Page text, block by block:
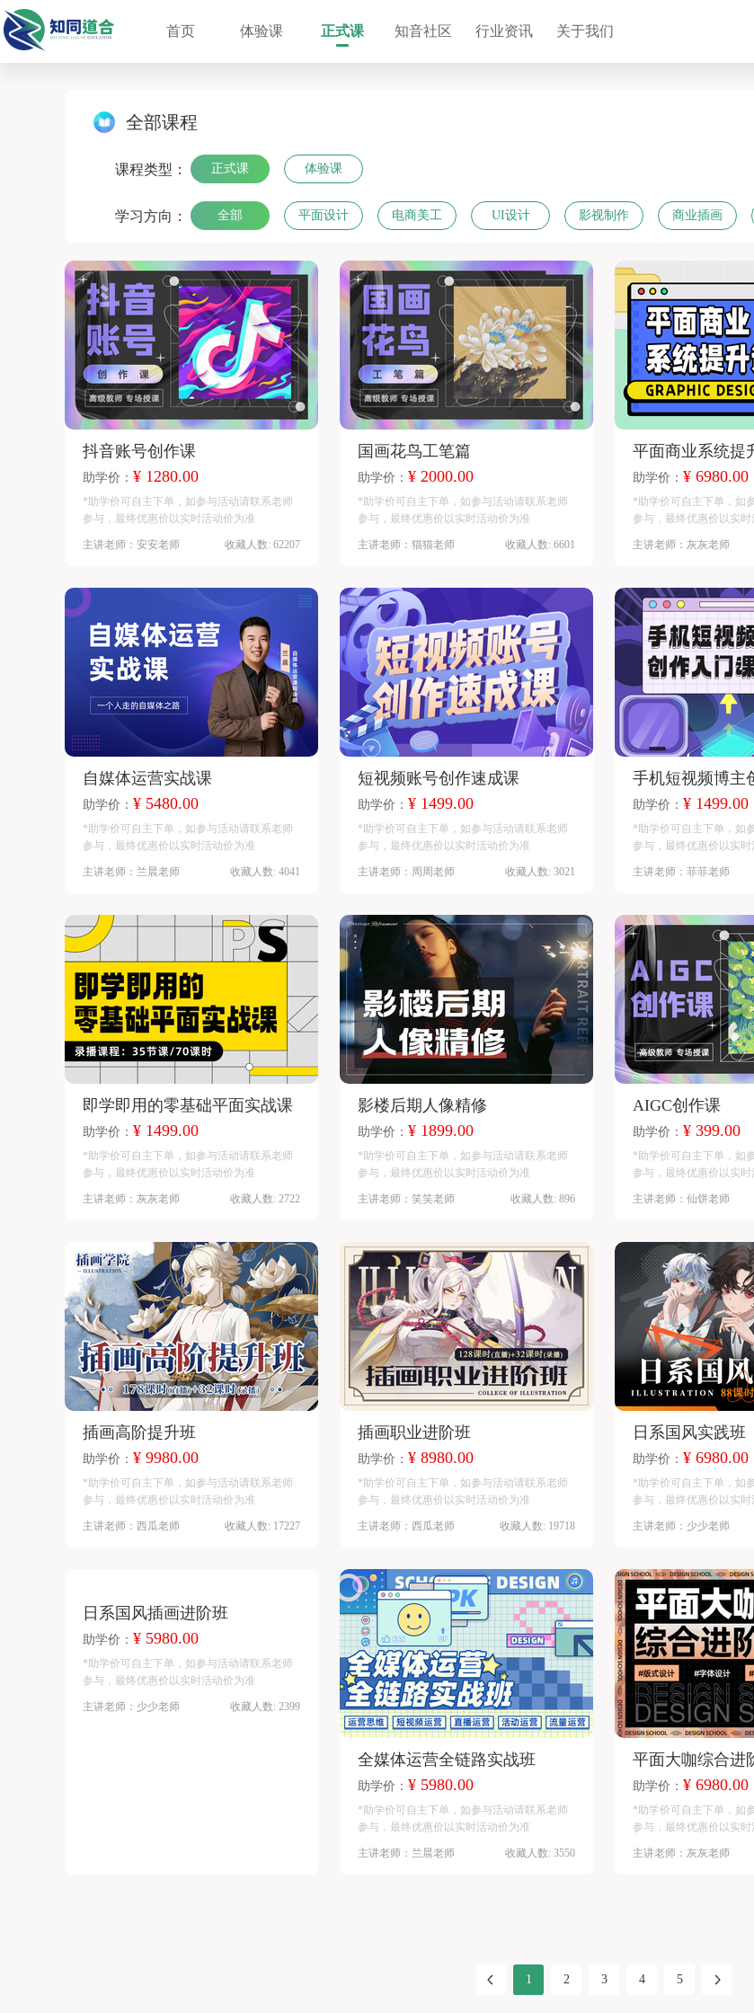
首页 体验课 正式课 知音社区 行业资讯 关于我们
查看全部课程
插画高阶提升班 平面大咖综合进阶班
热门搜索： 平面设计
全部课程
课程类型： 正式课 体验课
学习方向： 全部 平面设计 电商美工 UI设计 影视制作 商业插画
抖音账号创作课
助学价： ¥ 1280.00
*助学价可自主下单，如参与活动请联系老师
参与，最终优惠价以实时活动价为准
主讲老师：安安老师 收藏人数: 62207
国画花鸟工笔篇
助学价： ¥ 2000.00
*助学价可自主下单，如参与活动请联系老师
参与，最终优惠价以实时活动价为准
主讲老师：猫猫老师 收藏人数: 6601
平面商业系统提
助学价： ¥ 6980.00
*助学价可自主下单，如
参与，最终优惠价以实时
主讲老师：灰灰老师
自媒体运营实战课
助学价： ¥ 5480.00
*助学价可自主下单，如参与活动请联系老师
参与，最终优惠价以实时活动价为准
主讲老师：兰晨老师 收藏人数: 4041
短视频账号创作速成课
助学价： ¥ 1499.00
*助学价可自主下单，如参与活动请联系老师
参与，最终优惠价以实时活动价为准
主讲老师：周周老师 收藏人数: 3021
手机短视频博主
助学价： ¥ 1499.00
*助学价可自主下单，如
参与，最终优惠价以实时
主讲老师：菲菲老师
即学即用的零基础平面实战课
助学价： ¥ 1499.00
*助学价可自主下单，如参与活动请联系老师
参与，最终优惠价以实时活动价为准
主讲老师：灰灰老师 收藏人数: 2722
影楼后期人像精修
助学价： ¥ 1899.00
*助学价可自主下单，如参与活动请联系老师
参与，最终优惠价以实时活动价为准
主讲老师：笑笑老师 收藏人数: 896
AIGC创作课
助学价： ¥ 399.00
*助学价可自主下单，如
参与，最终优惠价以实时
主讲老师：仙饼老师
插画高阶提升班
助学价： ¥ 9980.00
*助学价可自主下单，如参与活动请联系老师
参与，最终优惠价以实时活动价为准
主讲老师：西瓜老师 收藏人数: 17227
插画职业进阶班
助学价： ¥ 8980.00
*助学价可自主下单，如参与活动请联系老师
参与，最终优惠价以实时活动价为准
主讲老师：西瓜老师 收藏人数: 19718
日系国风实践班
助学价： ¥ 6980.00
*助学价可自主下单，如
参与，最终优惠价以实时
主讲老师：少少老师
日系国风插画进阶班
助学价： ¥ 5980.00
*助学价可自主下单，如参与活动请联系老师
参与，最终优惠价以实时活动价为准
主讲老师：少少老师 收藏人数: 2399
全媒体运营全链路实战班
助学价： ¥ 5980.00
*助学价可自主下单，如参与活动请联系老师
参与，最终优惠价以实时活动价为准
主讲老师：兰晨老师 收藏人数: 3550
平面大咖综合进
助学价： ¥ 6980.00
*助学价可自主下单，如
参与，最终优惠价以实时
主讲老师：灰灰老师
1 2 3 4
5